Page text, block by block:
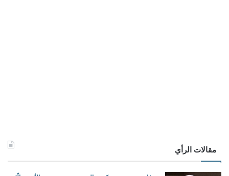
مقالات الرأي